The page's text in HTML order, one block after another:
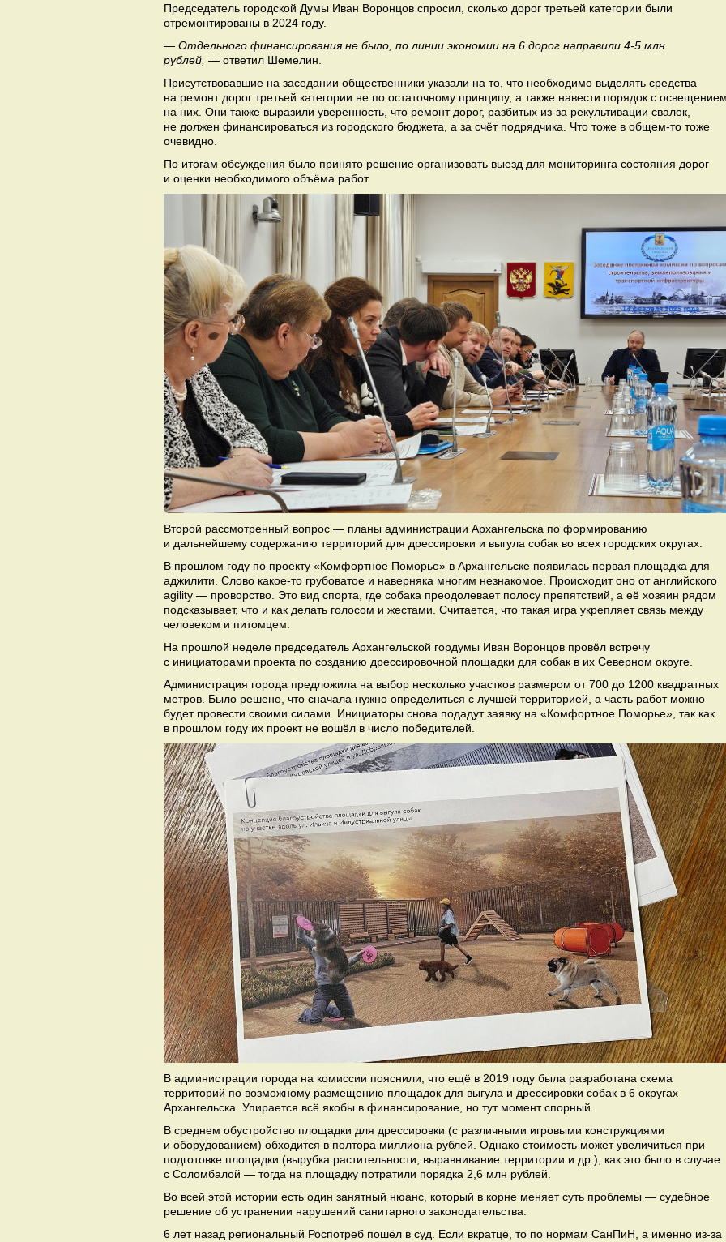
Председатель городской Думы Иван Воронцов спросил, сколько дорог третьей категории были
отремонтированы в 2024 году.
— Отдельного финансирования не было, по линии экономии на 6 дорог направили 4-5 млн
рублей, — ответил Шемелин.
Присутствовавшие на заседании общественники указали на то, что необходимо выделять средства
на ремонт дорог третьей категории не по остаточному принципу, а также навести порядок с
на них. Они также выразили уверенность, что ремонт дорог, разбитых из-за рекультивации свалок,
не должен финансироваться из городского бюджета, а за счёт подрядчика. Что тоже в общем-то тоже
очевидно.
По итогам обсуждения было принято решение организовать выезд для мониторинга состояния дорог
и оценки необходимого объёма работ.
Второй рассмотренный вопрос — планы администрации Архангельска по формированию
и дальнейшему содержанию территорий для дрессировки и выгула собак во всех городских округах.
В прошлом году по проекту «Комфортное Поморье» в Архангельске появилась первая площадка для
аджилити. Слово какое-то грубоватое и наверняка многим незнакомое. Происходит оно от английского
agility — проворство. Это вид спорта, где собака преодолевает полосу препятствий, а её хозяин рядом
подсказывает, что и как делать голосом и жестами. Считается, что такая игра укрепляет связь между
человеком и питомцем.
На прошлой неделе председатель Архангельской гордумы Иван Воронцов провёл встречу
с инициаторами проекта по созданию дрессировочной площадки для собак в их Северном округе.
Администрация города предложила на выбор несколько участков размером от 700 до 1200 квадратных
метров. Было решено, что сначала нужно определиться с лучшей территорией, а часть работ можно
будет провести своими силами. Инициаторы снова подадут заявку на «Комфортное Поморье», так как
в прошлом году их проект не вошёл в число победителей.
В администрации города на комиссии пояснили, что ещё в 2019 году была разработана схема
территорий по возможному размещению площадок для выгула и дрессировки собак в 6 округах
Архангельска. Упирается всё якобы в финансирование, но тут момент спорный.
В среднем обустройство площадки для дрессировки (с различными игровыми конструкциями
и оборудованием) обходится в полтора миллиона рублей. Однако стоимость может увеличиться при
подготовке площадки (вырубка растительности, выравнивание территории и др.), как это было в случае
с Соломбалой — тогда на площадку потратили порядка 2,6 млн рублей.
Во всей этой истории есть один занятный нюанс, который в корне меняет суть проблемы — судебное
решение об устранении нарушений санитарного законодательства.
6 лет назад региональный Роспотреб пошёл в суд. Если вкратце, то по нормам СанПиН, а именно из-за